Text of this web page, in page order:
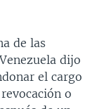
de las
dijo
el cargo
o